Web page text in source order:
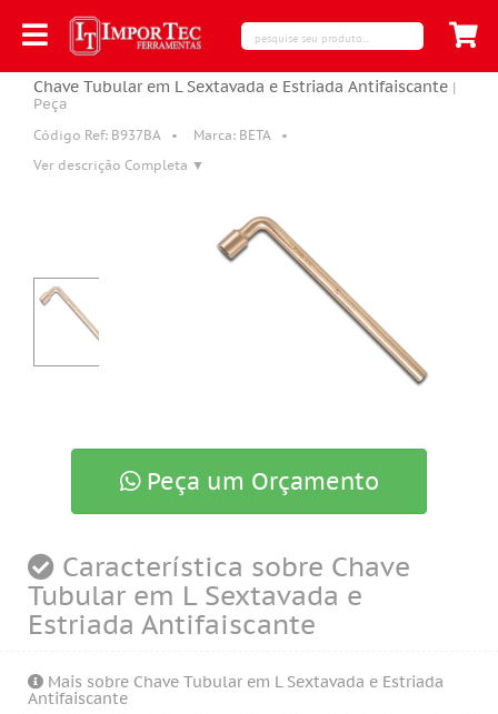
Chave Tubular em L Sextavada e Estriada Antifaiscante |
Peça
Código Ref: B937BA •
Marca: BETA •
Ver descrição Completa ▼
Peça um Orçamento
Característica sobre Chave
Tubular em L Sextavada e
Estriada Antifaiscante
Mais sobre Chave Tubular em L Sextavada e Estriada
Antifaiscante